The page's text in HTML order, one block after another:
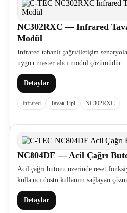
NC302RXC — Infrared
Modül
Infrared tabanlı çağrı/iletişim
uygun master alıcı modül çözümüdür.
Detaylar
Infrared Tavan Tipi NC302RXC
NC804DE — Acil Çağrı
Acil çağrı butonu üzerinde reset
kullanıcı dostu kullanım sağlayan
Detaylar